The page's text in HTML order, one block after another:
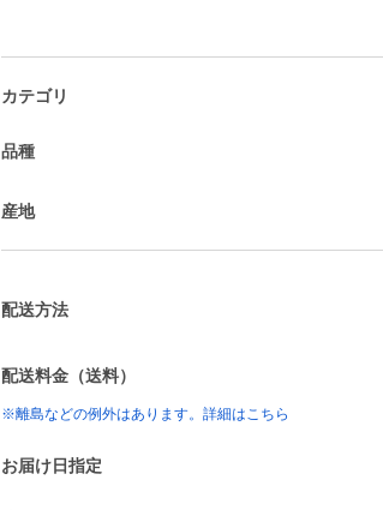
カテゴリ
品種
産地
配送方法
配送料金（送料）
※離島などの例外はあります。詳細はこちら
お届け日指定